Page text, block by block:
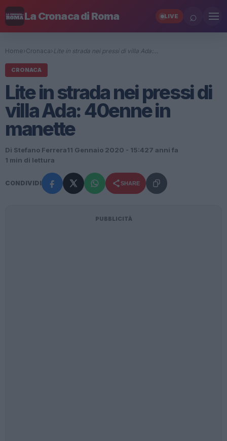
La Cronaca di Roma LIVE ⌕
Home› Cronaca› Lite in strada nei pressi di villa Ada:…
CRONACA
Lite in strada nei pressi di
villa Ada: 40enne in
manette
Di Stefano Ferrera11 Gennaio 2020 - 15:427 anni fa
1 min di lettura
CONDIVIDI SHARE
PUBBLICITÀ